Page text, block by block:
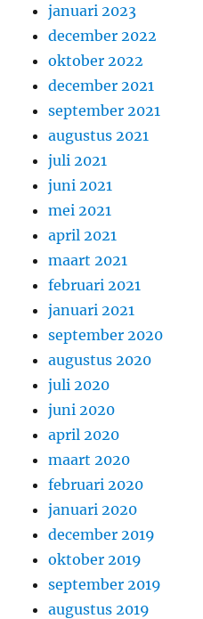
januari 2023
december 2022
oktober 2022
december 2021
september 2021
augustus 2021
juli 2021
juni 2021
mei 2021
april 2021
maart 2021
februari 2021
januari 2021
september 2020
augustus 2020
juli 2020
juni 2020
april 2020
maart 2020
februari 2020
januari 2020
december 2019
oktober 2019
september 2019
augustus 2019